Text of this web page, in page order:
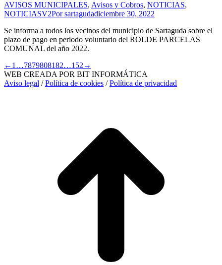
AVISOS MUNICIPALES, Avisos y Cobros, NOTICIAS,
NOTICIASV2Porsartagudadiciembre 30, 2022
Se informa a todos los vecinos del municipio de Sartaguda sobre el
plazo de pago en periodo voluntario del ROLDE PARCELAS
COMUNAL del año 2022.
← 1 …7879808182…152 →
WEB CREADA POR BIT INFORMÁTICA
Aviso legal /Política de cookies /Política de privacidad